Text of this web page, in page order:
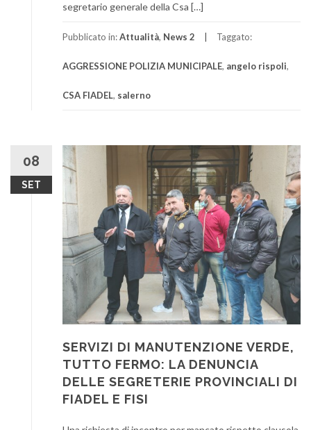
segretario generale della Csa […]
Pubblicato in:Attualità, News 2 Taggato:
AGGRESSIONE POLIZIA MUNICIPALE, angelo rispoli,
CSA FIADEL, salerno
08
SET
SERVIZI DI MANUTENZIONE VERDE,
TUTTO FERMO: LA DENUNCIA
DELLE SEGRETERIE PROVINCIALI DI
FIADEL E FISI